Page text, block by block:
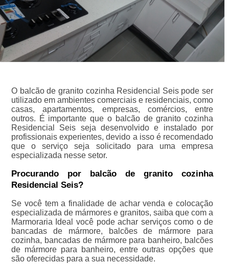
O balcão de granito cozinha Residencial Seis pode ser
utilizado em ambientes comerciais e residenciais, como
casas, apartamentos, empresas, comércios, entre
outros. É importante que o balcão de granito cozinha
Residencial Seis seja desenvolvido e instalado por
profissionais experientes, devido a isso é recomendado
que o serviço seja solicitado para uma empresa
especializada nesse setor.
Procurando por balcão de granito cozinha
Residencial Seis?
Se você tem a finalidade de achar venda e colocação
especializada de mármores e granitos, saiba que com a
Marmoraria Ideal você pode achar serviços como o de
bancadas de mármore, balcões de mármore para
cozinha, bancadas de mármore para banheiro, balcões
de mármore para banheiro, entre outras opções que
são oferecidas para a sua necessidade.